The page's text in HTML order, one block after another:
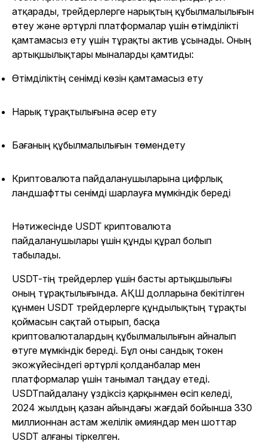
атқарады, трейдерлерге нарықтың құбылмалылығын
өтеу және әртүрлі платформалар үшін өтімділікті
қамтамасыз ету үшін тұрақты актив ұсынады. Оның
артықшылықтары мыналарды қамтиды:
Өтімділіктің сенімді көзін қамтамасыз ету
Нарық тұрақтылығына әсер ету
Бағаның құбылмалылығын төмендету
Криптовалюта пайдаланушыларына цифрлық
ландшафтты сенімді шарлауға мүмкіндік береді
Нәтижесінде USDT криптовалюта
пайдаланушылары үшін құнды құрал болып
табылады.
USDT-тің трейдерлер үшін басты артықшылығы
оның тұрақтылығында. АҚШ долларына бекітілген
құнмен USDT трейдерлерге құндылықтың тұрақты
қоймасын сақтай отырып, басқа
криптовалюталардың құбылмалылығын айналып
өтуге мүмкіндік береді. Бұл оны сандық токен
экожүйесіндегі әртүрлі қолданбалар мен
платформалар үшін танымал таңдау етеді.
USDTпайдалану үздіксіз қарқынмен өсіп келеді,
2024 жылдың қазан айындағы жағдай бойынша 330
миллионнан астам желілік әмияндар мен шоттар
USDT алғаны тіркелген.